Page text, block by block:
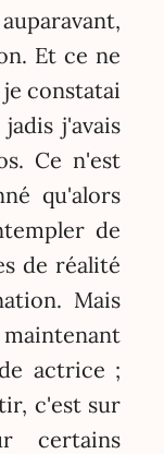
Et ce ne
constatai
j'avais
Ce n'est
qu'alors
de
de réalité
Mais
actrice ;
c'est sur
certains